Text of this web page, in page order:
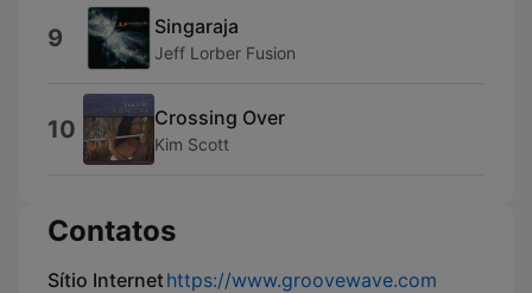
9 Singaraja
Jeff Lorber Fusion
10 Crossing Over
Kim Scott
Contatos
Sítio Internethttps://www.groovewave.com